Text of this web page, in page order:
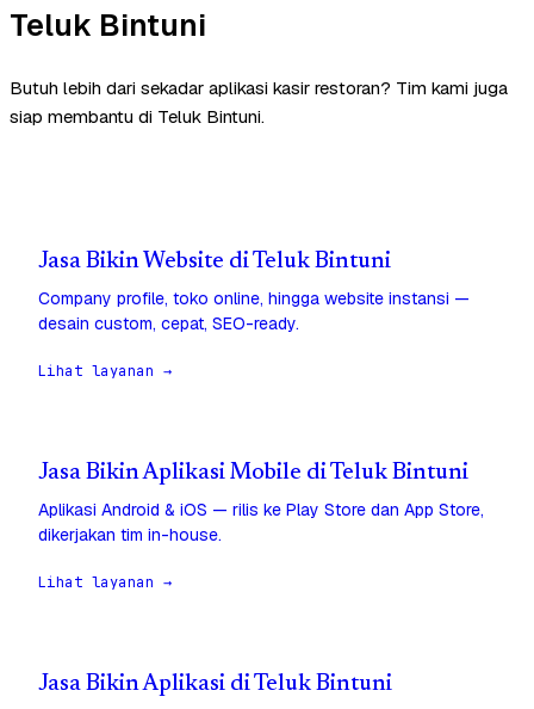
Teluk Bintuni
Butuh lebih dari sekadar aplikasi kasir restoran? Tim kami juga
siap membantu di Teluk Bintuni.
Jasa Bikin Website di Teluk Bintuni
Company profile, toko online, hingga website instansi —
desain custom, cepat, SEO-ready.
Lihat layanan →
Jasa Bikin Aplikasi Mobile di Teluk Bintuni
Aplikasi Android & iOS — rilis ke Play Store dan App Store,
dikerjakan tim in-house.
Lihat layanan →
Jasa Bikin Aplikasi di Teluk Bintuni